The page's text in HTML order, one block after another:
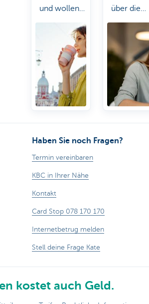
und wollen
bezahlen,
haben aber
Geheimzahl
vergessen? Kate hilft
Ihnen.
über die
Limits
Kontos
Ihrer
liegt in
Hand.
it!
Haben Sie noch Fragen?
Termin vereinbaren
KBC in Ihrer Nähe
Kontakt
Card Stop 078 170 170
Internetbetrug melden
Stell deine Frage Kate
kostet auch Geld.